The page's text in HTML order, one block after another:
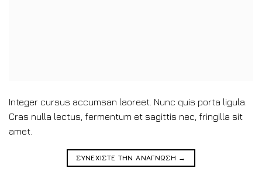
Integer cursus accumsan laoreet. Nunc quis porta ligula.
Cras nulla lectus, fermentum et sagittis nec, fringilla sit
amet.
ΣΥΝΕΧΙΣΤΕ ΤΗΝ ΑΝΑΓΝΩΣΗ →